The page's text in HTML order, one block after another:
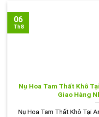
Nụ Hoa Tam Thất Khô
Giao Hàng
Nụ Hoa Tam Thất Khô Tại
06
Th8